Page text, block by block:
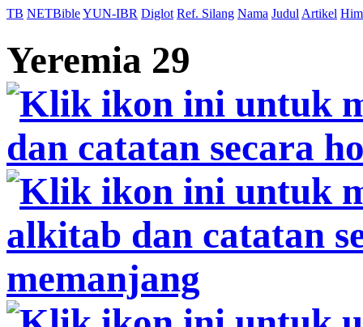
TB NETBibleYUN-IBR Diglot Ref. Silang Nama Judul Artikel
Yeremia 29